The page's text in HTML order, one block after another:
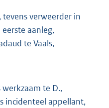
verweerder in
aanleg,
te Vaals,
te D.,
incidenteel appellant,